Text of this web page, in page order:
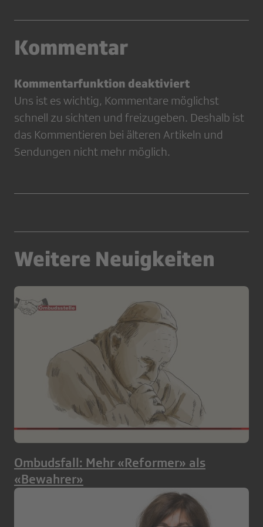
Kommentar
Kommentarfunktion deaktiviert
Uns ist es wichtig, Kommentare möglichst
schnell zu sichten und freizugeben. Deshalb ist
das Kommentieren bei älteren Artikeln und
Sendungen nicht mehr möglich.
Weitere Neuigkeiten
Ombudsfall: Mehr «Reformer» als
«Bewahrer»